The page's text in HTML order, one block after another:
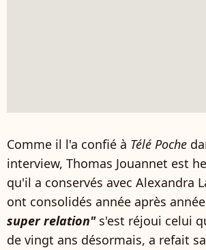
Comme il l'a confié à Télé Poche
interview, Thomas Jouannet est
qu'il a conservés avec Alexandra
ont consolidés année après
super relation" s'est réjoui celui
de vingt ans désormais, a refait